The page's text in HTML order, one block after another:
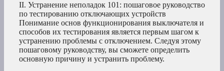
II. Устранение неполадок 101: пошаговое руководство
по тестированию отключающих устройств
Понимание основ функционирования выключателя и
способов их тестирования является первым шагом к
устранению проблемы с отключением. Следуя этому
пошаговому руководству, вы сможете определить
основную причину и устранить проблему.